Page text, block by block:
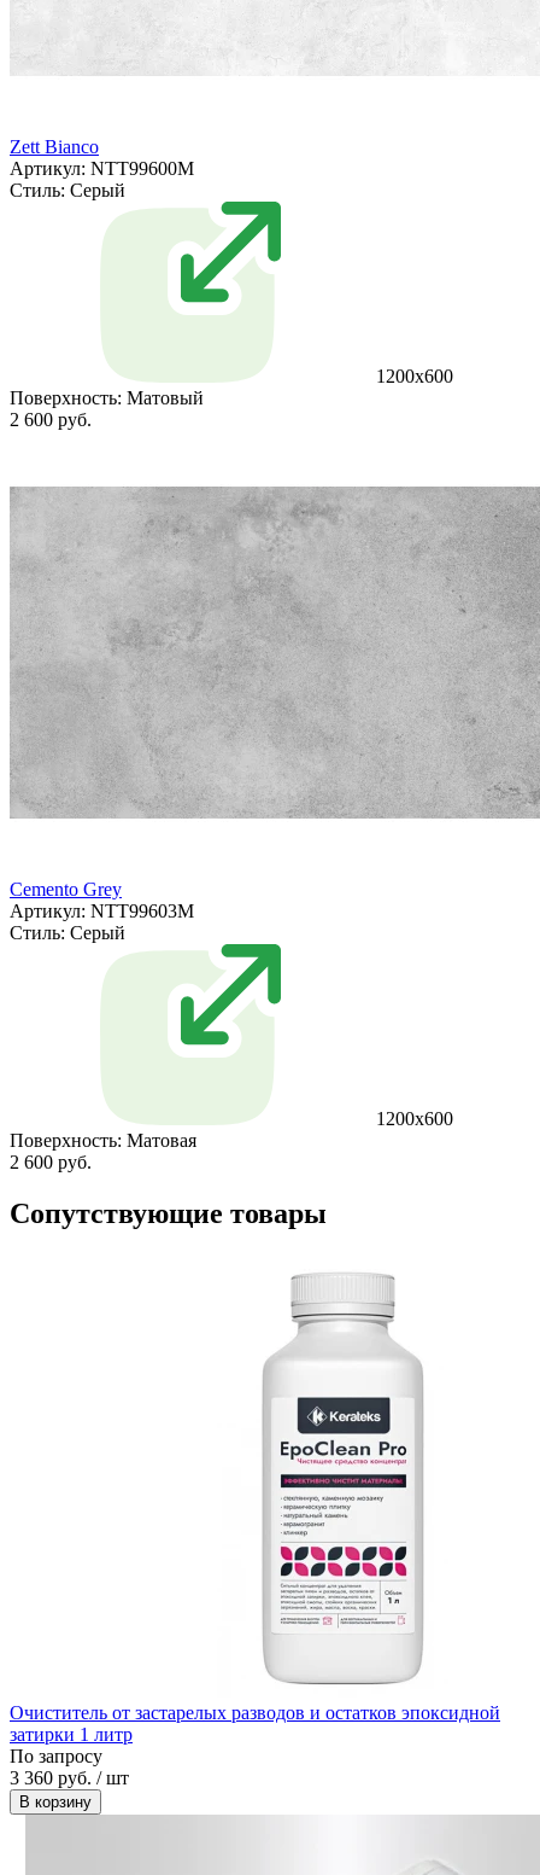
Zett Bianco
Артикул: NTT99600M
Стиль: Серый
1200x600
Поверхность: Матовый
2 600 руб.
Cemento Grey
Артикул: NTT99603M
Стиль: Серый
1200x600
Поверхность: Матовая
2 600 руб.
Сопутствующие товары
Очиститель от застарелых разводов и остатков эпоксидной
затирки 1 литр
По запросу
3 360 руб. / шт
В корзину